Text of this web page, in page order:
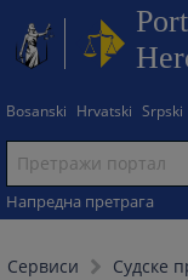
Bosanski Hrvatski Srpski
Напредна претрага
Сервиси Судске